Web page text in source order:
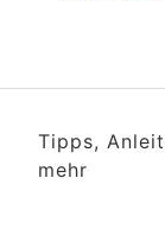
Tipps,
mehr